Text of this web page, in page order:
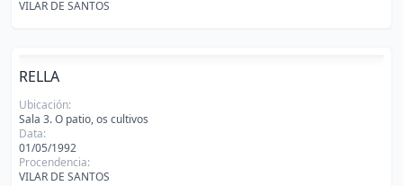
VILAR DE SANTOS
RELLA
Ubicación:
Sala 3. O patio, os cultivos
Data:
01/05/1992
Procendencia:
VILAR DE SANTOS